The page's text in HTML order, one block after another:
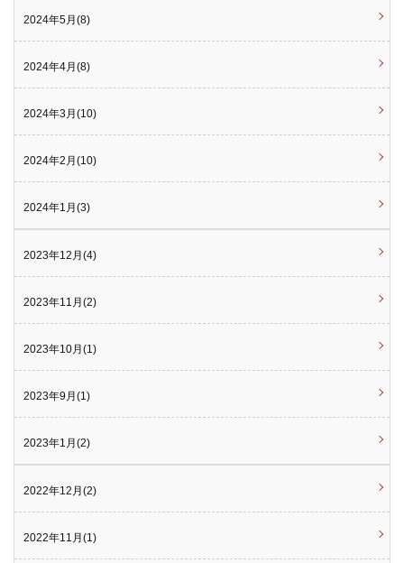
2024年5月(8)
2024年4月(8)
2024年3月(10)
2024年2月(10)
2024年1月(3)
2023年12月(4)
2023年11月(2)
2023年10月(1)
2023年9月(1)
2023年1月(2)
2022年12月(2)
2022年11月(1)